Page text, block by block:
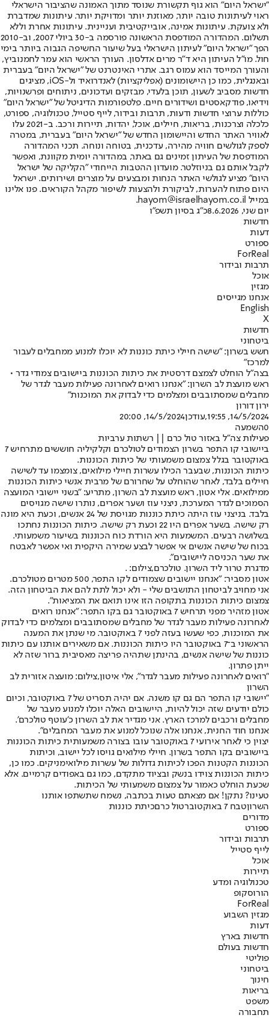
"ישראל היום" הוא גוף תקשורת שנוסד מתוך האמונה שהציבור הישראלי
ראוי לעיתונות טובה יותר, מאוזנת יותר ומדויקת יותר. עיתונות שמדברת
ולא צועקת. עיתונות אמינה, אובייקטיבית ועניינית. עיתונות אחרת וללא
תשלום. המהדורה המודפסת הראשונה פורסמה ב-30 ביולי 2007, וב-2010
הפך "ישראל היום" לעיתון הישראלי בעל שיעור החשיפה הגבוה ביותר בימי
חול. מו"ל העיתון היא ד"ר מרים אדלסון. העורך הראשי הוא עמר לחמנוביץ,
והעורך המייסד הוא עמוס רגב. אתרי האינטרנט של "ישראל היום" בעברית
ובאנגלית, כמו כן היישומונים (אפליקציות) לאנדרואיד ול-iOS, מציגים
חדשות מסביב לשעון, תוכן בלעדי, מבזקים ועדכונים, ניתוחים ופרשנויות,
וידיאו, פודקאסטים ושידורים חיים. פלטפורמות הדיגיטל של "ישראל היום"
כוללות ערוצי חדשות ודעות, תרבות ובידור, לייף סטייל, טכנולוגיה, ספורט,
כלכלה וצרכנות, בריאות, חיילים, אוכל, יהדות, תיירות ורכב. ב-2021 עלו
לאוויר האתר החדש והיישומון החדש של "ישראל היום" בעברית, במטרה
לספק לגולשים חוויה מהירה, עדכנית, בטוחה ונוחה. תכני המהדורה
המודפסת של העיתון זמינים גם באתר, במהדורה יומית מקוונת, ואפשר
לקבל אותם גם בניוזלטר. מועדון ההטבות הייחודי "הקליקה של ישראל
היום" מציע לגולשי האתר הנחות ומבצעים על מוצרים ושירותים. ישראל
היום פתוח להערות, לביקורת ולהצעות לשיפור מקהל הקוראים. פנו אלינו
במייל hayom@israelhayom.co.il.
יום שני, 8.6.2026
כ"ג בסיון תשפ"ו
חדשות
דעות
ספורט
ForReal
תרבות ובידור
אוכל
מגזין
אנחנו מגייסים
English
X
חדשות
ביטחוני
חשש בשרון: "שישה חיילי כיתת כוננות לא יוכלו למנוע ממחבלים לעבור
למרכז"
בצה"ל הוחלט לצמצם דרסטית את כיתות הכוננות ביישובים צמודי גדר •
ראש מועצת לב השרון: "אנחנו רואים לאחרונה פעילות מעבר לגדר של
מחבלים שמסתובבים ומצלמים כדי לבדוק את המוכנות"
ירון דורון
14/5/2024, 19:55
,עודכן14/5/2024, 20:00
0השמעה
פעילות צה"ל באזור טול כרם || רשתות ערביות
ביישובי קו התפר בשרון הצמודים לטולכרם וקלקיליה חוששים מתרחיש 7
באוקטובר בגלל צמצום משמעותי של כיתות הכוננות.
כיתות הכוננות, שבעבר הכילו עשרות חיילי מילואים, צומצמו עד לשישה
חיילים בלבד, לאחר שהוחלט על שחרורם של מרבית אנשי כיתות הכוננות
ממילואים. אלי אטון, ראש מועצת לב השרון, מתריע: "בשני יישובי המועצה
הסמוכים לגדר המערכת, ניצני עוז ושער אפרים, נותרו שישה מגויסים
בלבד. בניצני עוז היתה כיתת כוננות מגויסת של 24 אנשים, וכעת היא מונה
רק שישה. בשער אפרים היו 22 וכעת רק שישה. כיתות הכוננות נחתכו
בשלושה רבעים. המשמעות היא הורדת כוח הכוננות בשיעור משמעותי.
בכוח של שישה אנשים אי אפשר לבצע שמירה היקפית ואי אפשר לאבטח
את שער הכניסה ליישובים".
מדגרת טרור ליד השרון. טולכרם,צילום: .
אטון מסביר: "אנחנו יישובים שצמודים לקו התפר, 500 מטרים מטולכרם.
אני מחויב לביטחון התושבים שלי - ולא יכול לתת להם את הביטחון הזה.
צמצום כיתות הכוננות בתקופה הזו אינו תואם את המציאות".
אטון מזהיר מפני תרחיש 7 באוקטובר גם בקו התפר: "אנחנו רואים
לאחרונה פעילות מעבר לגדר של מחבלים שמסתובבים ומצלמים כדי לבדוק
את המוכנות, כפי שעשו בעזה לפני 7 באוקטובר. מי שנתן את המענה
הראשוני ב־7 באוקטובר היו כיתות הכוננות. אם משאירים אותנו עם כיתות
כוננות של שישה אנשים, בהינתן שתהיה פריצה מאסיבית ברור שזה לא
ייתן פתרון.
"רואים לאחרונה פעילות מעבר לגדר", אלי איטון,צילום: מועצה אזורית לב
השרון
"יישובי קו התפר הם גם קו משנה. אם יהיה תסריט של 7 באוקטובר, וכיום
כולם יודעים שזה יכול להיות, היישובים האלה יוכלו למנוע מעבר של
מחבלים ורכבים למרכז הארץ. אני מגדיר את לב השרון כ'עוטף טולכרם'.
אנחנו חוד החנית, אנחנו אלה שנוכל למנוע את מעבר המחבלים".
יצוין כי לאחר אירועי 7 באוקטובר עובו בצורה משמעותית כיתות הכוננות
ביישובים בקו התפר בשרון. חיילי מילואים גויסו לכל יישוב, וכיתות
הכוננות הקטנות הפכו לכיתות גדולות של עשרות מילואימניקים. כמו כן,
כיתות הכוננות צוידו בנשק ובציוד מתקדם, כמו גם באפודים קרמיים. אלא
שכעת הוחלט כאמור על צמצום משמעותי של הכיתות.
טעינו? נתקן! אם מצאתם טעות בכתבה, נשמח שתשתפו אותנו
השרוןטבח 7 באוקטובר טול כרםכיתת כוננות
מדורים
ספורט
תרבות ובידור
לייף סטייל
אוכל
תיירות
טכנולוגיה ומדע
הורוסקופ
ForReal
מגזין השבוע
דעות
חדשות בארץ
חדשות בעולם
פוליטי
ביטחוני
חינוך
בריאות
משפט
תחבורה